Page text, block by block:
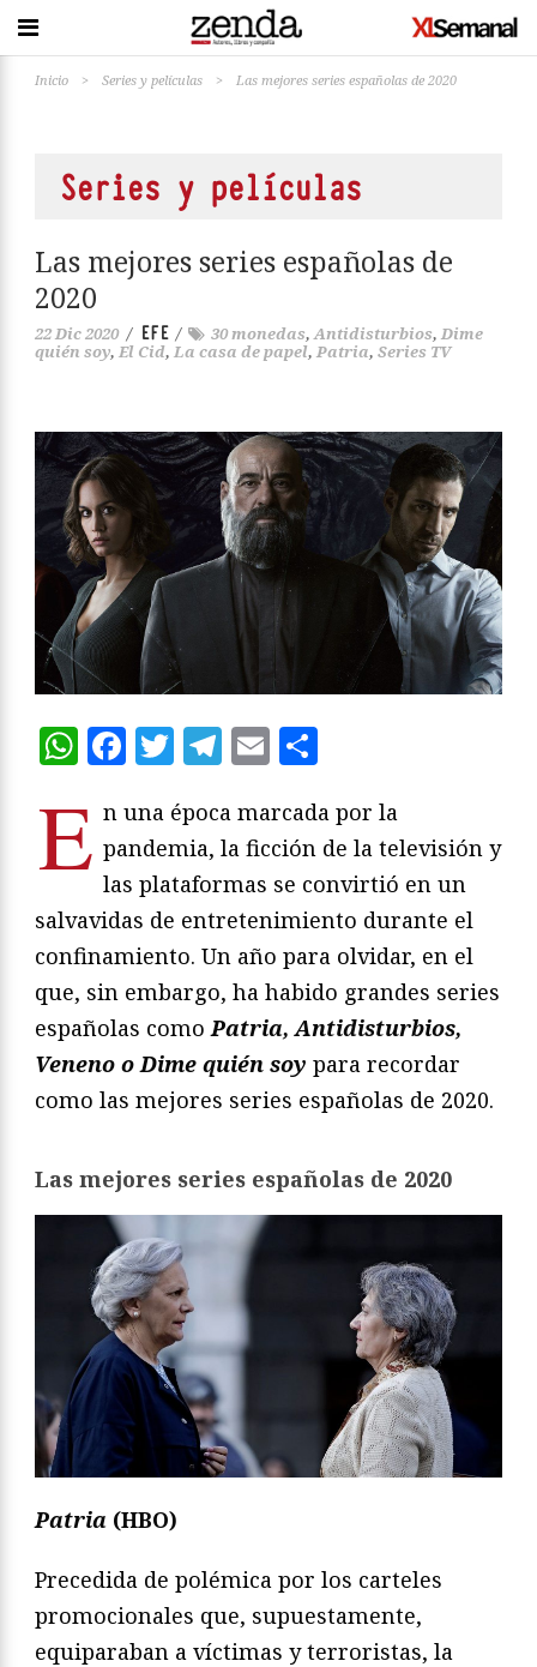
Inicio > Series y películas > Las mejores series españolas de 2020
Series y películas
Las mejores series españolas de
2020
22 Dic 2020 / EFE / 30 monedas, Antidisturbios, Dime
quién soy, El Cid, La casa de papel, Patria, Series TV
WhatsApp
Facebook
Twitter
Telegram
Email
E n una época marcada por la
pandemia, la ficción de la televisión y
las plataformas se convirtió en un
salvavidas de entretenimiento durante el
confinamiento. Un año para olvidar, en el
que, sin embargo, ha habido grandes series
españolas como Patria, Antidisturbios,
Veneno o Dime quién soy para recordar
como las mejores series españolas de 2020.
Las mejores series españolas de 2020
Patria (HBO)
Precedida de polémica por los carteles
promocionales que, supuestamente,
equiparaban a víctimas y terroristas, la